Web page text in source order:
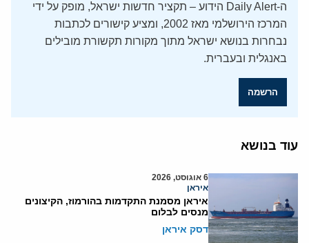
ה-Daily Alert הידוע – תקציר חדשות ישראל, מופק על ידי
המרכז הירושלמי מאז 2002, ומציע קישורים לכתבות
נבחרות בנושא ישראל מתוך מקורות תקשורת מובילים
באנגלית ובעברית.
הרשמה
עוד בנושא
6 אוגוסט, 2026
איראן
איראן מסמנת התקדמות בהורמוז, הקיצונים
מנסים לבלום
דסק איראן